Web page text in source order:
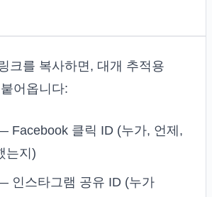
크를 복사하면, 대개 추적용
어옵니다:
Facebook 클릭 ID (누가, 언제,
는지)
인스타그램 공유 ID (누가